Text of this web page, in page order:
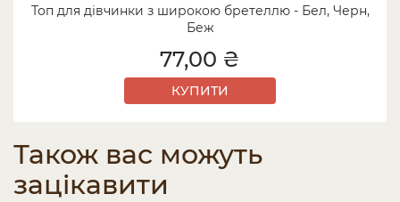
Топ для дівчинки з широкою бретеллю - Бел, Черн,
Беж
77,00 ₴
КУПИТИ
Також вас можуть
зацікавити